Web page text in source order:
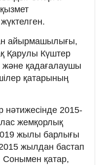
жүктелген.
айырмашылығы,
Қарулы Күштер
және қадағалаушы
қатарының
2015-
жемқорлық
жылы барлығы
жылдан бастап
Сонымен қатар,